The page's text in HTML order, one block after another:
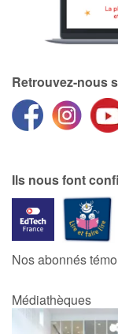
Retrouvez-nous
Ils nous font
Nos abonnés
Médiathèques